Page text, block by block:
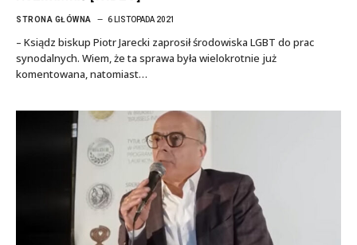
STRONA GŁÓWNA 6 LISTOPADA 2021
– Ksiądz biskup Piotr Jarecki zaprosił środowiska LGBT do prac
synodalnych. Wiem, że ta sprawa była wielokrotnie już
komentowana, natomiast…